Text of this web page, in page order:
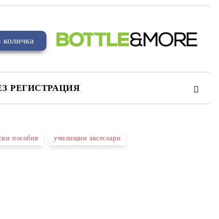
РЕГИСТРАЦИЯ
пособия училищни аксесоари